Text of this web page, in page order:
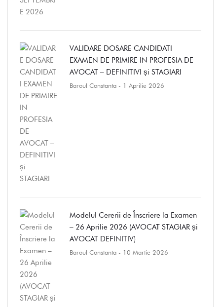
VALIDARE DOSARE CANDIDATI
EXAMEN DE PRIMIRE IN PROFESIA DE
AVOCAT – DEFINITIVI și STAGIARI
Baroul Constanta - 1 Aprilie 2026
Modelul Cererii de Înscriere la Examen
– 26 Aprilie 2026 (AVOCAT STAGIAR și
AVOCAT DEFINITIV)
Baroul Constanta - 10 Martie 2026